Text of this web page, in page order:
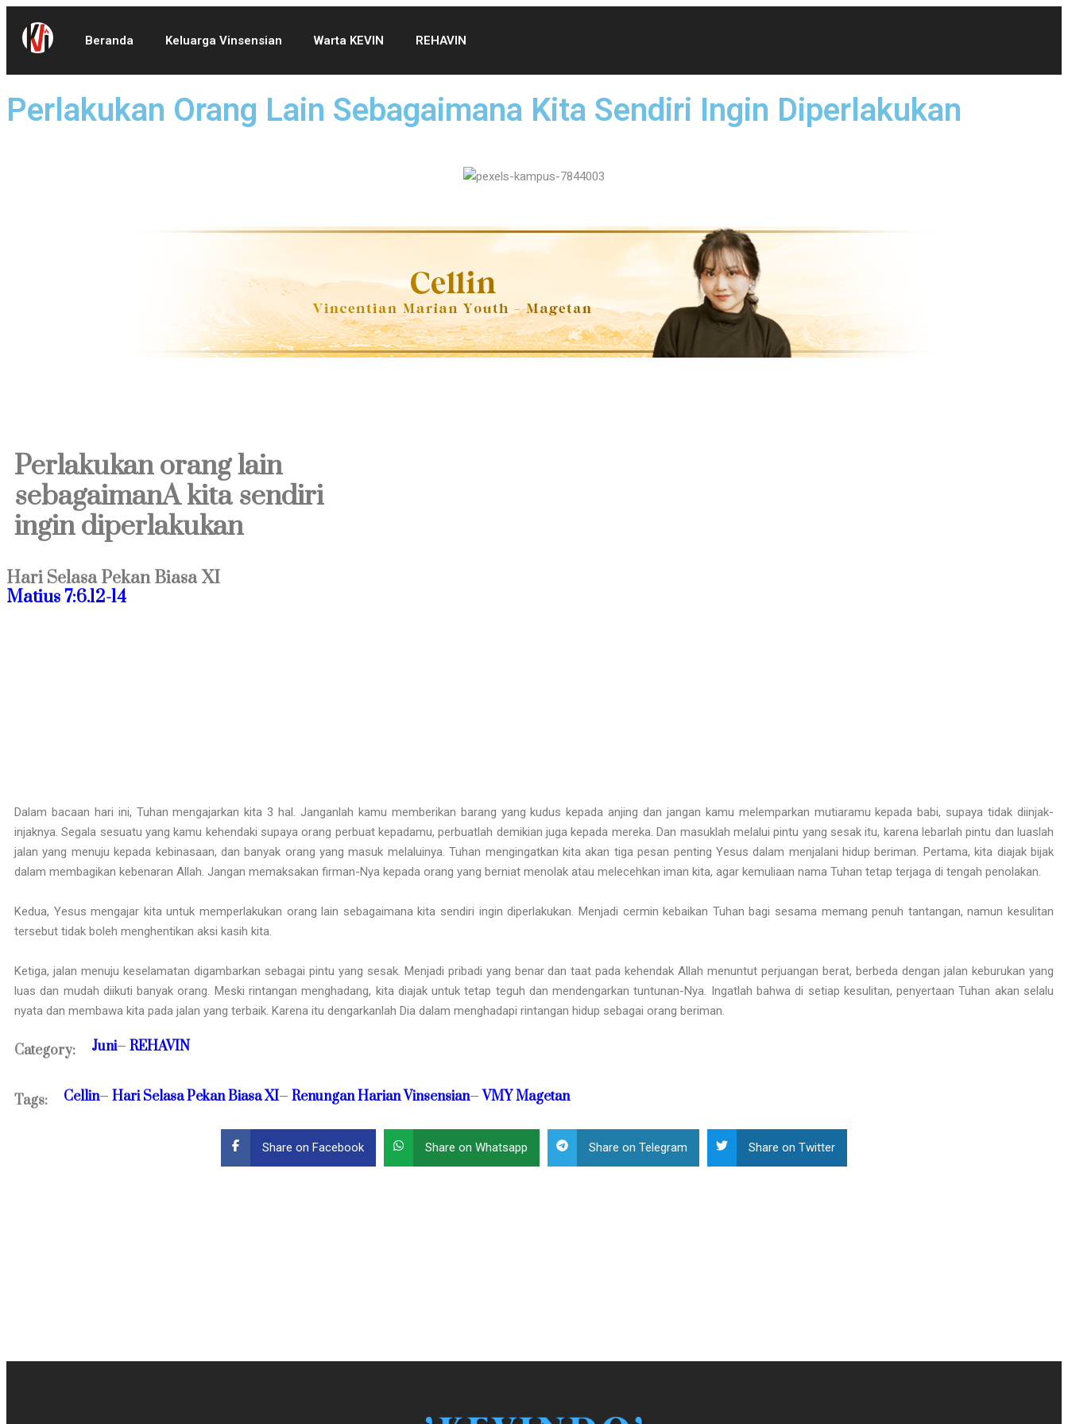
Beranda Keluarga Vinsensian Warta KEVIN REHAVIN
Perlakukan Orang Lain Sebagaimana Kita Sendiri Ingin Diperlakukan
Perlakukan orang lain
sebagaimanA kita sendiri
ingin diperlakukan
Hari Selasa Pekan Biasa XI
Matius 7:6.12-14
Dalam bacaan hari ini, Tuhan mengajarkan kita 3 hal. Janganlah kamu memberikan barang yang kudus kepada anjing dan jangan kamu melemparkan mutiaramu kepada babi, supaya tidak diinjak-
injaknya. Segala sesuatu yang kamu kehendaki supaya orang perbuat kepadamu, perbuatlah demikian juga kepada mereka. Dan masuklah melalui pintu yang sesak itu, karena lebarlah pintu dan luaslah
jalan yang menuju kepada kebinasaan, dan banyak orang yang masuk melaluinya. Tuhan mengingatkan kita akan tiga pesan penting Yesus dalam menjalani hidup beriman. Pertama, kita diajak bijak
dalam membagikan kebenaran Allah. Jangan memaksakan firman-Nya kepada orang yang berniat menolak atau melecehkan iman kita, agar kemuliaan nama Tuhan tetap terjaga di tengah penolakan.
Kedua, Yesus mengajar kita untuk memperlakukan orang lain sebagaimana kita sendiri ingin diperlakukan. Menjadi cermin kebaikan Tuhan bagi sesama memang penuh tantangan, namun kesulitan
tersebut tidak boleh menghentikan aksi kasih kita.
Ketiga, jalan menuju keselamatan digambarkan sebagai pintu yang sesak. Menjadi pribadi yang benar dan taat pada kehendak Allah menuntut perjuangan berat, berbeda dengan jalan keburukan yang
luas dan mudah diikuti banyak orang. Meski rintangan menghadang, kita diajak untuk tetap teguh dan mendengarkan tuntunan-Nya. Ingatlah bahwa di setiap kesulitan, penyertaan Tuhan akan selalu
nyata dan membawa kita pada jalan yang terbaik. Karena itu dengarkanlah Dia dalam menghadapi rintangan hidup sebagai orang beriman.
Category: Juni— REHAVIN
Tags: Cellin— Hari Selasa Pekan Biasa XI— Renungan Harian Vinsensian— VMY Magetan
Share on Facebook Share on Whatsapp Share on Telegram Share on Twitter